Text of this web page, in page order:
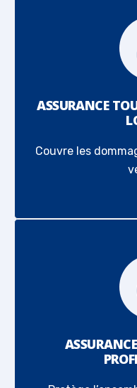
ASSURANCE
Couvre les